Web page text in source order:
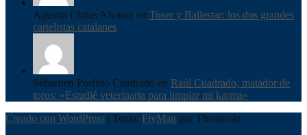
Agustin Cintas Alvarez en Tuser y Ballestar: los dos grandes
cartelistas catalanes
Sébastien Porfirio Cuadrado en Raúl Cuadrado, matador de
toros: «Estudié veterinaria para limpiar mi karma»
Creado con WordPress | Tema: FlyMag por Themeisle.